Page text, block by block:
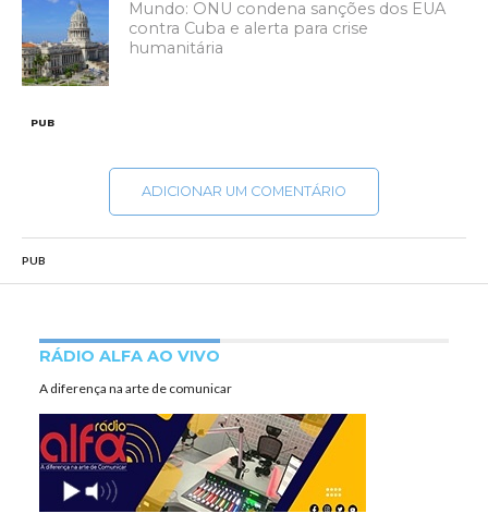
Mundo: ONU condena sanções dos EUA
contra Cuba e alerta para crise
humanitária
PUB
ADICIONAR UM COMENTÁRIO
PUB
RÁDIO ALFA AO VIVO
A diferença na arte de comunicar